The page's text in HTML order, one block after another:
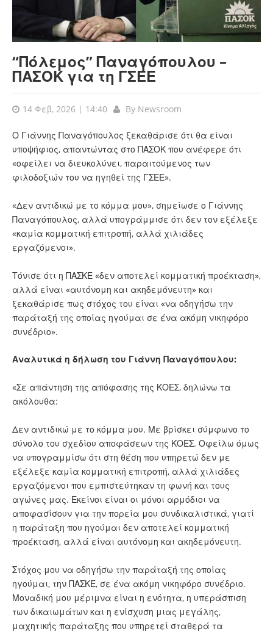
“Πόλεμος” Παναγόπουλου –
ΠΑΣΟΚ για τη ΓΣΕΕ
14 Φεβ, 2026 | 14:40 By Newsroom
Ο Γιάννης Παναγόπουλος ξεκαθάρισε ότι θα είναι
υποψήφιος, απαντώντας στο ΠΑΣΟΚ που ανέφερε ότι
«οφείλει να διευκολύνει, παραιτούμενος των
φιλοδοξιών του να ηγηθεί της ΓΣΕΕ».
«Δεν αντιδικώ με το κόμμα μου», σημείωσε ο Γιάννης
Παναγόπουλος, αλλά υπογράμμισε ότι δεν τον εξέλεξε
«καμία κομματική επιτροπή, αλλά χιλιάδες
εργαζόμενοι».
Τόνισε ότι η ΠΑΣΚΕ «δεν αποτελεί κομματική προέκταση»,
αλλά είναι «αυτόνομη και ακηδεμόνευτη» και
ξεκαθάρισε πως στόχος του είναι «να οδηγήσω την
παράταξή της οποίας ηγούμαι σε ένα ακόμη νικηφόρο
συνέδριο».
Αναλυτικά η δήλωση του Γιάννη Παναγόπουλου:
«Σε απάντηση της απόφασης της ΚΟΕΣ, δηλώνω τα
ακόλουθα:
Δεν αντιδικώ με το κόμμα μου. Με βρίσκει σύμφωνο το
σύνολο του σχεδίου αποφάσεων της ΚΟΕΣ. Οφείλω όμως
να υπογραμμίσω ότι στη θέση που υπηρετώ δεν με
εξέλεξε καμία κομματική επιτροπή, αλλά χιλιάδες
εργαζόμενοι που εμπιστεύτηκαν τη φωνή και τους
αγώνες μας. Εκείνοι είναι οι μόνοι αρμόδιοι να
αποφασίσουν για την πορεία μου συνδικαλιστικά, γιατί
η παράταξη που ηγούμαι δεν αποτελεί κομματική
προέκταση, αλλά είναι αυτόνομη και ακηδεμόνευτη.
Στόχος μου να οδηγήσω την παράταξή της οποίας
ηγούμαι, την ΠΑΣΚΕ, σε ένα ακόμη νικηφόρο συνέδριο.
Μοναδική μου μέριμνα είναι η ενότητα, η υπεράσπιση
των δικαιωμάτων και η ενίσχυση μιας μεγάλης,
μαχητικής παράταξης που υπηρετεί σταθερά τα